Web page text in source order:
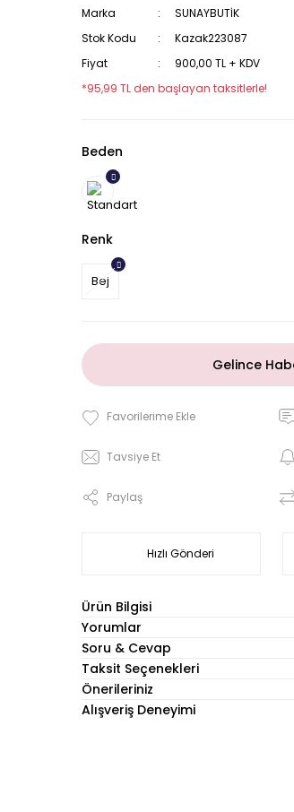
Marka
SUNAYBUTİK
Stok Kodu
Kazak223087
Fiyat
900,00 TL + KDV
*95,99 TL den başlayan taksitlerle!
Beden
Renk
Bej
Gelince
Tavsiye Et
Paylaş
Hızlı Gönderi
Ürün Bilgisi
Yorumlar
Soru & Cevap
Taksit Seçenekleri
Önerileriniz
Alışveriş Deneyimi